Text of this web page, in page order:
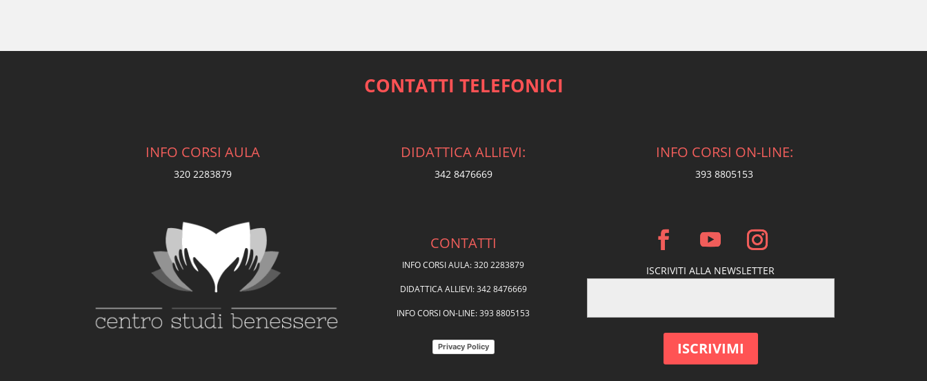
CONTATTI TELEFONICI
INFO CORSI AULA
320 2283879
DIDATTICA ALLIEVI:
342 8476669
INFO CORSI ON-LINE:
393 8805153
CONTATTI
INFO CORSI AULA: 320 2283879
DIDATTICA ALLIEVI: 342 8476669
INFO CORSI ON-LINE: 393 8805153
Privacy Policy
ISCRIVITI ALLA NEWSLETTER